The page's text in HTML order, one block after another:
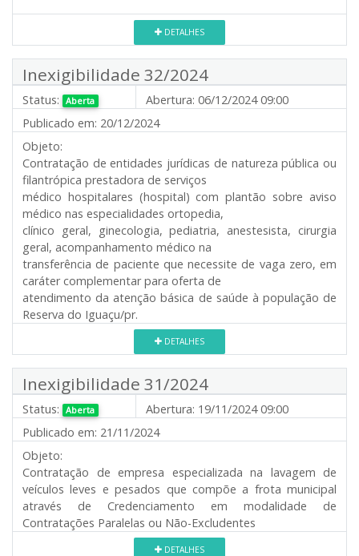
DETALHES
Inexigibilidade 32/2024
Status: Aberta Abertura: 06/12/2024 09:00
Publicado em: 20/12/2024
Objeto:
Contratação de entidades jurídicas de natureza pública ou
filantrópica prestadora de serviços
médico hospitalares (hospital) com plantão sobre aviso
médico nas especialidades ortopedia,
clínico geral, ginecologia, pediatria, anestesista, cirurgia
geral, acompanhamento médico na
transferência de paciente que necessite de vaga zero, em
caráter complementar para oferta de
atendimento da atenção básica de saúde à população de
Reserva do Iguaçu/pr.
DETALHES
Inexigibilidade 31/2024
Status: Aberta Abertura: 19/11/2024 09:00
Publicado em: 21/11/2024
Objeto:
Contratação de empresa especializada na lavagem de
veículos leves e pesados que compõe a frota municipal
através de Credenciamento em modalidade de
Contratações Paralelas ou Não-Excludentes
DETALHES